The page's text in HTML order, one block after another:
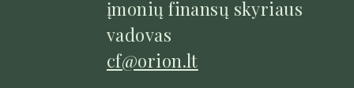
įmonių finansų skyriaus
vadovas
cf@orion.lt